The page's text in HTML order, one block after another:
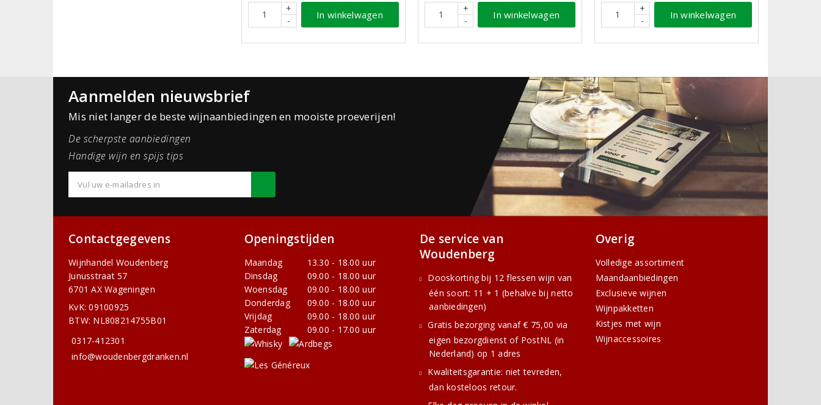
+
-
In winkelwagen
+
-
In winkelwagen
+
-
In winkelwagen
Aanmelden nieuwsbrief
Mis niet langer de beste wijnaanbiedingen en mooiste proeverijen!
De scherpste aanbiedingen
Handige wijn en spijs tips
Contactgegevens
Wijnhandel Woudenberg
Junusstraat 57
6701 AX Wageningen
KvK: 09100925
BTW: NL808214755B01
0317-412301
info@woudenbergdranken.nl
Openingstijden
Maandag
13.30 - 18.00 uur
Dinsdag
09.00 - 18.00 uur
Woensdag
09.00 - 18.00 uur
Donderdag
09.00 - 18.00 uur
Vrijdag
09.00 - 18.00 uur
Zaterdag
09.00 - 17.00 uur
De service van
Woudenberg
Dooskorting bij 12 flessen wijn van
één soort: 11 + 1 (behalve bij netto
aanbiedingen)
Gratis bezorging vanaf € 75,00 via
eigen bezorgdienst of PostNL (in
Nederland) op 1 adres
Kwaliteitsgarantie: niet tevreden,
dan kosteloos retour.
Overig
Volledige assortiment
Maandaanbiedingen
Exclusieve wijnen
Wijnpakketten
Kistjes met wijn
Wijnaccessoires